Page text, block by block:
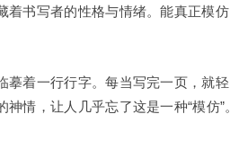
书写者的性格与情绪。能真正模仿
摹着一行行字。每当写完一页，就轻
情，让人几乎忘了这是一种“模仿”。